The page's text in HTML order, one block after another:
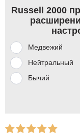
Russell 2000
Медвежий
Нейтральный
Бычий